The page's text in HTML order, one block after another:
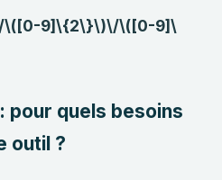
\([0-9]\{2\}\)\/\([0-9]\
pour quels besoins
outil ?